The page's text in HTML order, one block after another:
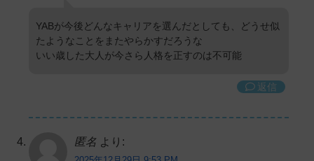
YABが今後どんなキャリアを選んだとしても、どうせ似
たようなことをまたやらかすだろうな
いい歳した大人が今さら人格を正すのは不可能
返信
匿名 より: